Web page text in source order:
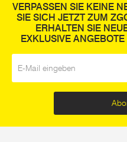
VERPASSEN SIE KEINE
SIE SICH JETZT ZUM
ERHALTEN SIE
EXKLUSIVE